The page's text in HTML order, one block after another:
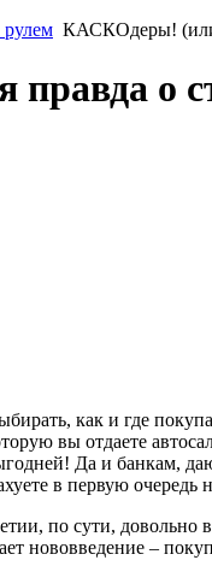
КАСКОдеры! (или
о
как и где
вы отдаете
Да и банкам,
в первую
по сути,
нововведение –